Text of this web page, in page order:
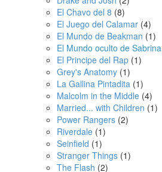
El Chavo del 8 (8)
El Juego del Calamar (4)
El Mundo de Beakman (1)
El Mundo oculto de Sabrina
El Principe del Rap (1)
Grey's Anatomy (1)
La Gallina Pintadita (1)
Malcolm in the Middle (4)
Married... with Children (1)
Power Rangers (2)
Riverdale (1)
Seinfield (1)
Stranger Things (1)
The Flash (2)